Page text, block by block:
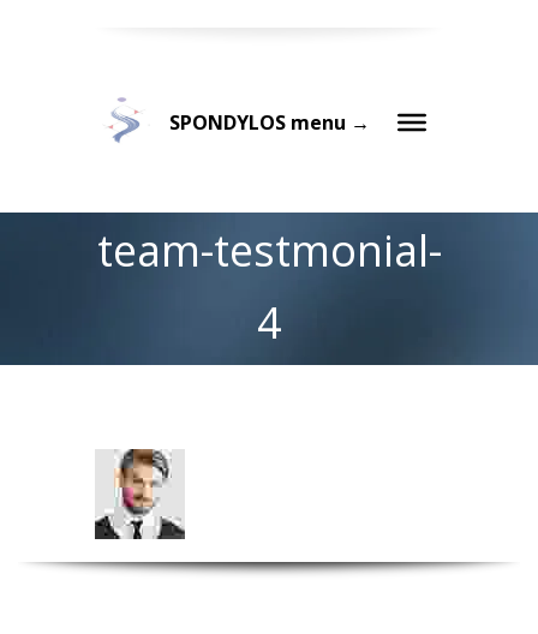
SPONDYLOS menu →
team-testmonial-
4